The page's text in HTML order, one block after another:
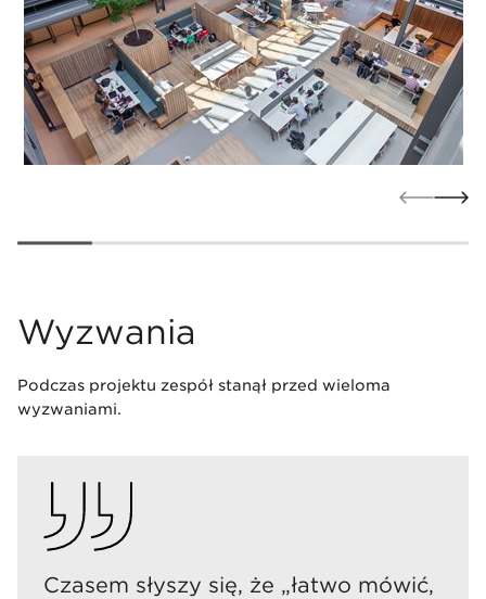
Wyzwania
Podczas projektu zespół stanął przed wieloma
wyzwaniami.
Czasem słyszy się, że „łatwo mówić,